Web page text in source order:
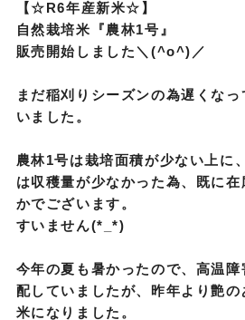
【☆R6年産新米☆】
自然栽培米『農林1号』
販売開始しました＼(^o^)／
まだ稲刈りシーズンの為遅くなっ
いました。
農林1号は栽培面積が少ない上に
は収穫量が少なかった為、
既に在
かでございます。
すいません(*_*)
今年の夏も暑かったので、高温障
配していましたが、昨年より艶の
米になりました。